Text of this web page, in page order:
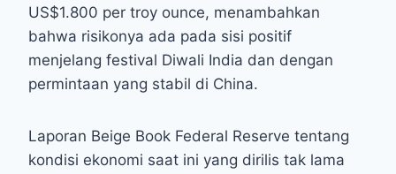
US$1.800 per troy ounce, menambahkan
bahwa risikonya ada pada sisi positif
menjelang festival Diwali India dan dengan
permintaan yang stabil di China.
Laporan Beige Book Federal Reserve tentang
kondisi ekonomi saat ini yang dirilis tak lama